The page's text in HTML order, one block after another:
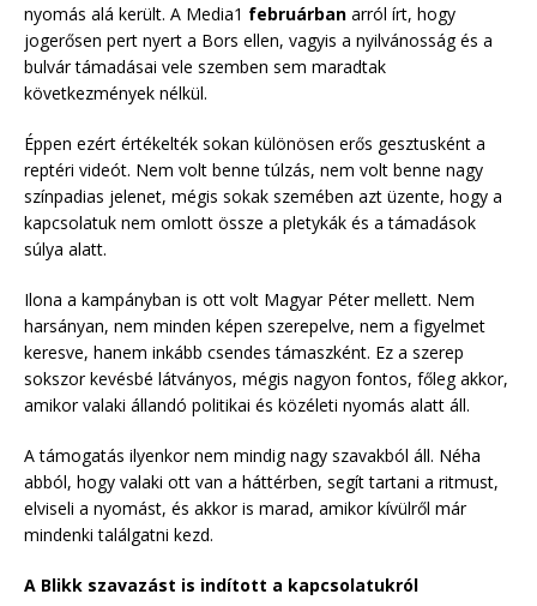
nyomás alá került. A Media1 februárban arról írt, hogy
jogerősen pert nyert a Bors ellen, vagyis a nyilvánosság és a
bulvár támadásai vele szemben sem maradtak
következmények nélkül.
Éppen ezért értékelték sokan különösen erős gesztusként a
reptéri videót. Nem volt benne túlzás, nem volt benne nagy
színpadias jelenet, mégis sokak szemében azt üzente, hogy a
kapcsolatuk nem omlott össze a pletykák és a támadások
súlya alatt.
Ilona a kampányban is ott volt Magyar Péter mellett. Nem
harsányan, nem minden képen szerepelve, nem a figyelmet
keresve, hanem inkább csendes támaszként. Ez a szerep
sokszor kevésbé látványos, mégis nagyon fontos, főleg akkor,
amikor valaki állandó politikai és közéleti nyomás alatt áll.
A támogatás ilyenkor nem mindig nagy szavakból áll. Néha
abból, hogy valaki ott van a háttérben, segít tartani a ritmust,
elviseli a nyomást, és akkor is marad, amikor kívülről már
mindenki találgatni kezd.
A Blikk szavazást is indított a kapcsolatukról